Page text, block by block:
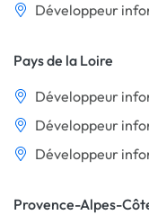
Développeur
Pays de la Loire
Développeur
Développeur
Développeur
Provence-Alpes-